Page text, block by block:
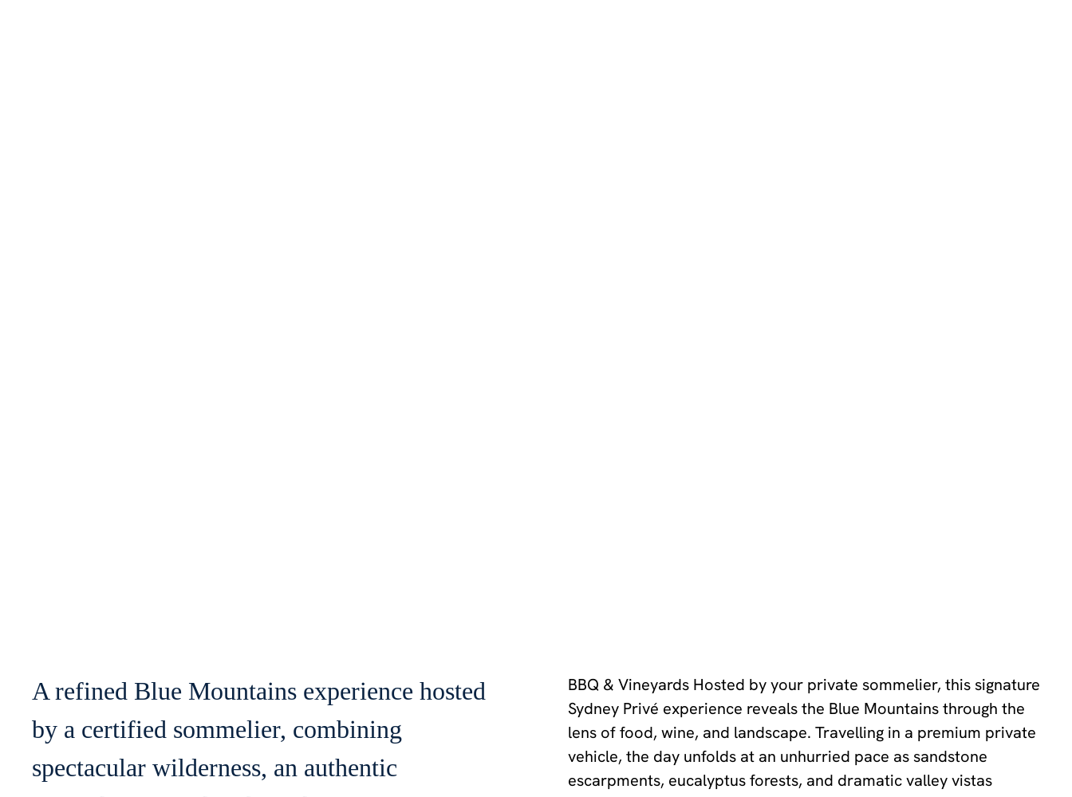
A refined Blue Mountains experience hosted
by a certified sommelier, combining
spectacular wilderness, an authentic
BBQ & Vineyards Hosted by your private sommelier, this signature
Sydney Privé experience reveals the Blue Mountains through the
lens of food, wine, and landscape. Travelling in a premium private
vehicle, the day unfolds at an unhurried pace as sandstone
escarpments, eucalyptus forests, and dramatic valley vistas